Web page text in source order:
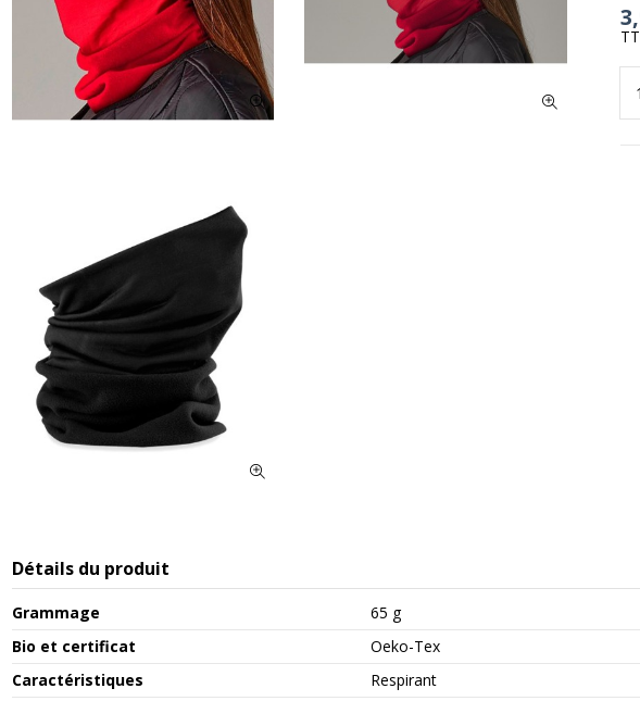
Détails du produit
Grammage
65 g
Bio et certificat
Oeko-Tex
Caractéristiques
Respirant